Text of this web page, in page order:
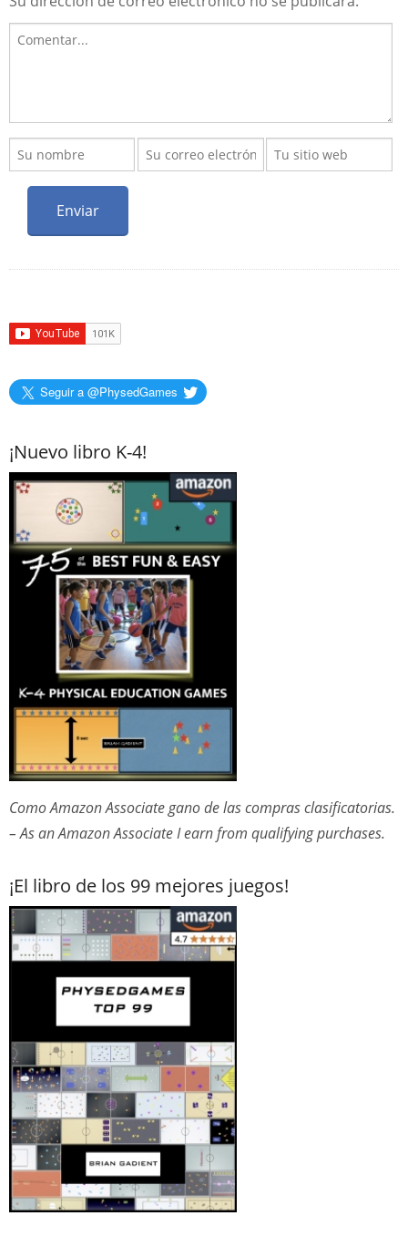
Seguir a @PhysedGames
¡Nuevo libro K-4!
Como Amazon Associate gano de las compras clasificatorias.
– As an Amazon Associate I earn from qualifying purchases.
¡El libro de los 99 mejores juegos!